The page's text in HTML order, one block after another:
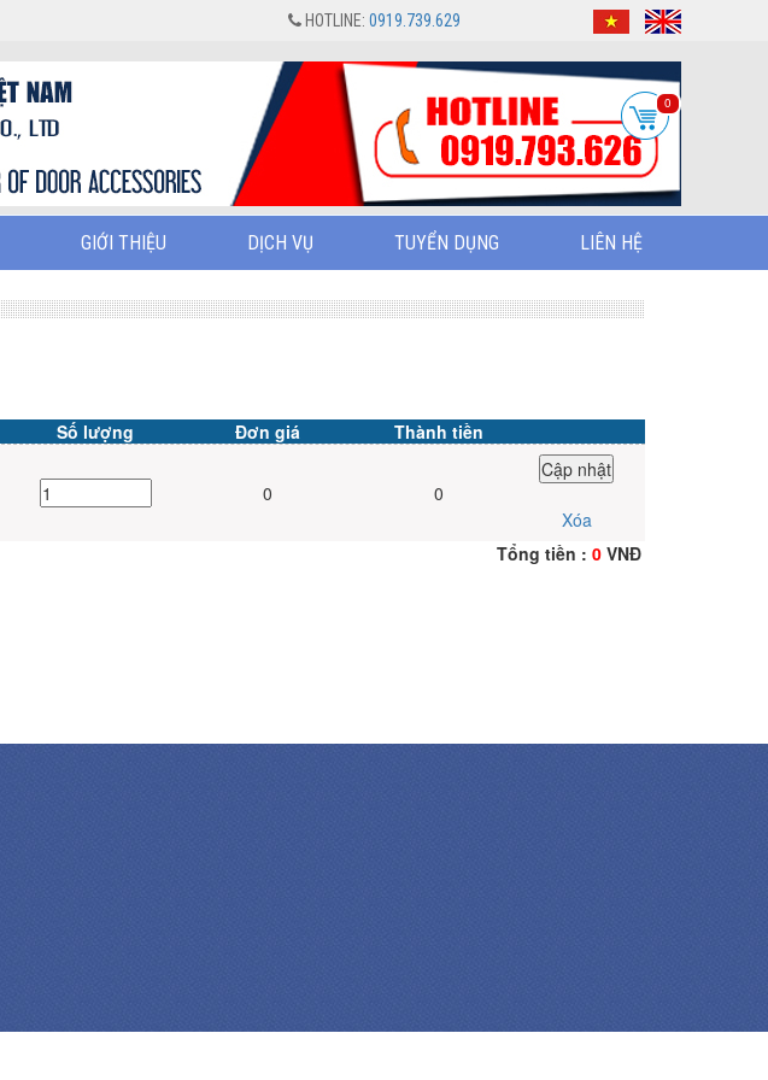
HOTLINE: 0919.739.629
0
GIỚI THIỆU DỊCH VỤ TUYỂN DỤNG LIÊN HỆ
Số lượng Đơn giá Thành tiền
0
0
Xóa
Tổng tiền : 0 VNĐ